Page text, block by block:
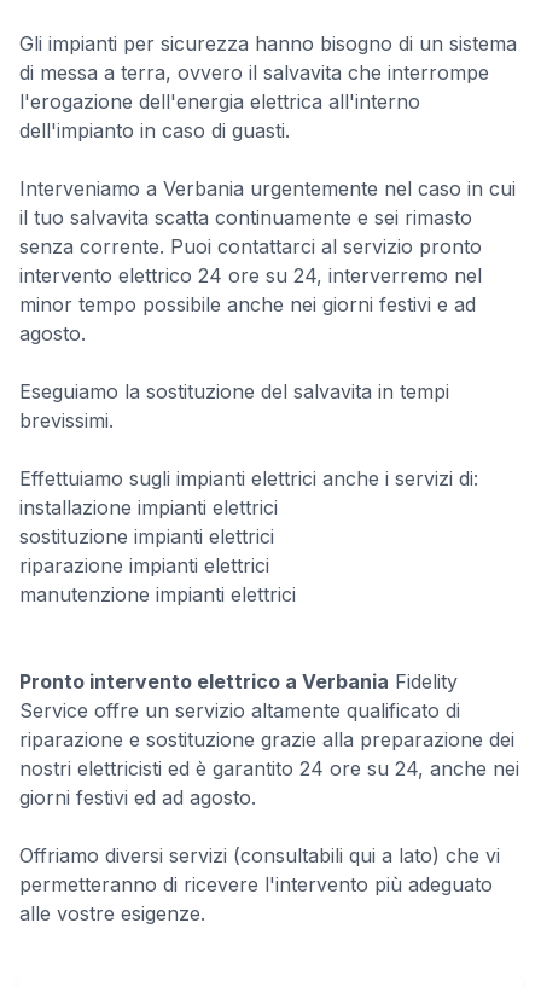
Gli impianti per sicurezza hanno bisogno di un sistema
di messa a terra, ovvero il salvavita che interrompe
l'erogazione dell'energia elettrica all'interno
dell'impianto in caso di guasti.
Interveniamo a Verbania urgentemente nel caso in cui
il tuo salvavita scatta continuamente e sei rimasto
senza corrente. Puoi contattarci al servizio pronto
intervento elettrico 24 ore su 24, interverremo nel
minor tempo possibile anche nei giorni festivi e ad
agosto.
Eseguiamo la sostituzione del salvavita in tempi
brevissimi.
Effettuiamo sugli impianti elettrici anche i servizi di:
installazione impianti elettrici
sostituzione impianti elettrici
riparazione impianti elettrici
manutenzione impianti elettrici
Pronto intervento elettrico a Verbania Fidelity
Service offre un servizio altamente qualificato di
riparazione e sostituzione grazie alla preparazione dei
nostri elettricisti ed è garantito 24 ore su 24, anche nei
giorni festivi ed ad agosto.
Offriamo diversi servizi (consultabili qui a lato) che vi
permetteranno di ricevere l'intervento più adeguato
alle vostre esigenze.